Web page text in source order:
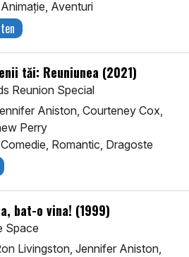
Animaţie, Aventuri
tăi: Reuniunea (2021)
Reunion Special
Aniston, Courteney Cox,
Perry
Comedie, Romantic, Dragoste
bat-o vina! (1999)
Space
Livingston, Jennifer Aniston,